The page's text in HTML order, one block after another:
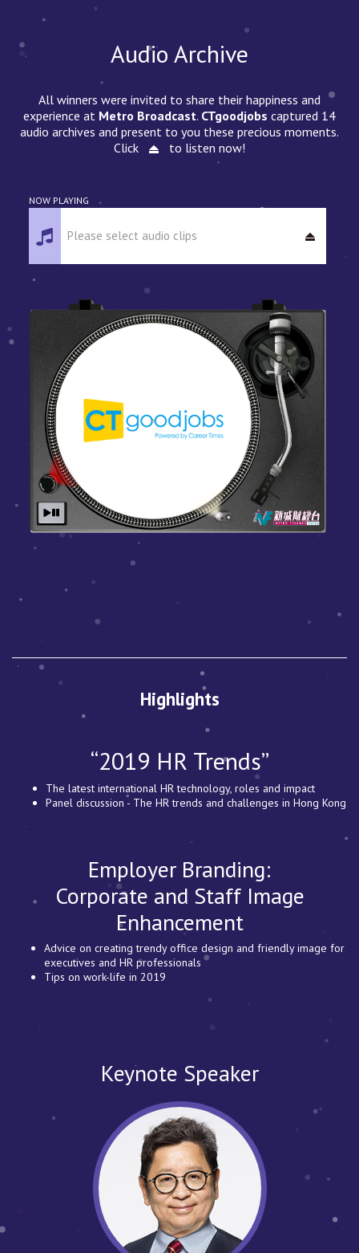
Audio Archive
All winners were invited to share their happiness and
experience at Metro Broadcast. CTgoodjobs captured 14
audio archives and present to you these precious moments.
Click
to listen now!
NOW PLAYING
Please select audio clips
Highlights
“2019 HR Trends”
The latest international HR technology, roles and impact
Panel discussion - The HR trends and challenges in Hong Kong
Employer Branding:
Corporate and Staff Image
Enhancement
Advice on creating trendy office design and friendly image for
executives and HR professionals
Tips on work-life in 2019
Keynote Speaker